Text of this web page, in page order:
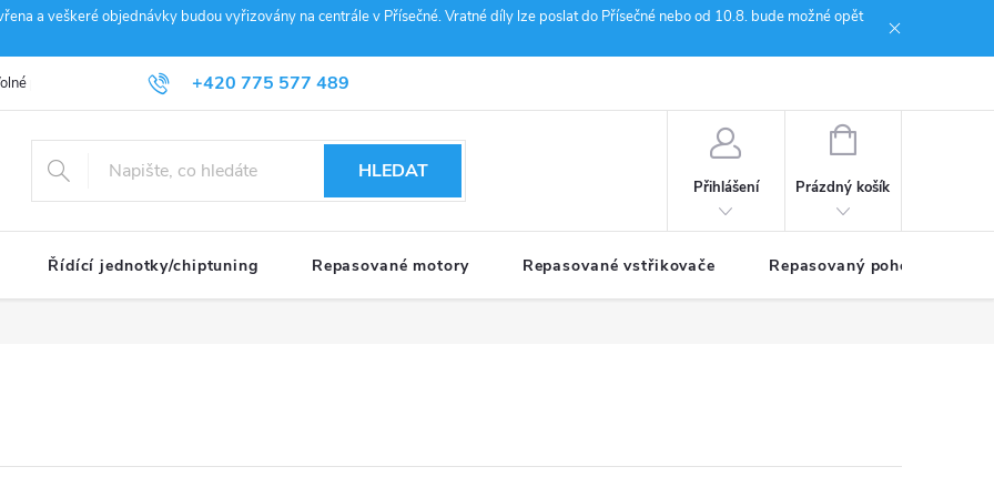
a veškeré objednávky budou vyřizovány na centrále v Přísečné. Vratné díly lze poslat do Přísečné nebo od 10.8. bude možné opět
+420 775 577 489
info@janousek-motorsport.cz
pozice Obchodní podmínky Reklamace
HLEDAT
Přihlášení
NÁKUPNÍ
Prázdný košík
Řídící jednotky/chiptuning Repasované motory Repasované vstřikovače Repasovaný pohon TDM